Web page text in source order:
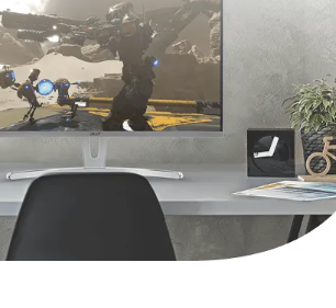
2750 руб. Заказать
1490 руб. Заказать
1745 руб. Заказать
Заказать